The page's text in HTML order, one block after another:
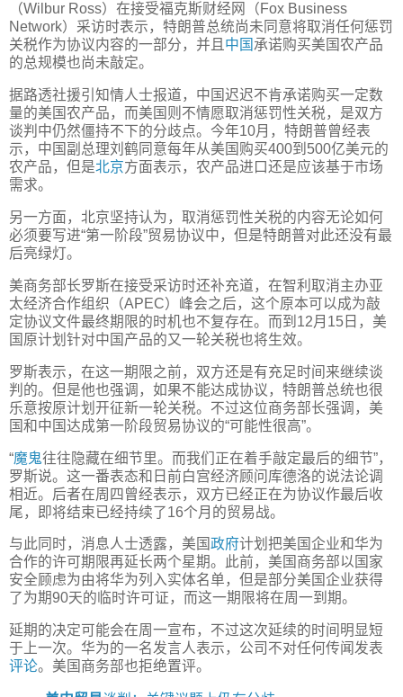
（Wilbur Ross）在接受福克斯财经网（Fox Business
Network）采访时表示，特朗普总统尚未同意将取消任何惩罚
关税作为协议内容的一部分，并且 中国承诺购买美国农产品
的总规模也尚未敲定。
据路透社援引知情人士报道，中国迟迟不肯承诺购买一定数
量的美国农产品，而美国则不情愿取消惩罚性关税，是双方
谈判中仍然僵持不下的分歧点。今年10月，特朗普曾经表
示，中国副总理刘鹤同意每年从美国购买400到500亿美元的
农产品，但是北京方面表示，农产品进口还是应该基于市场
需求。
另一方面，北京坚持认为，取消惩罚性关税的内容无论如何
必须要写进“第一阶段”贸易协议中，但是特朗普对此还没有最
后亮绿灯。
美商务部长罗斯在接受采访时还补充道，在智利取消主办亚
太经济合作组织（APEC）峰会之后，这个原本可以成为敲
定协议文件最终期限的时机也不复存在。而到12月15日，美
国原计划针对中国产品的又一轮关税也将生效。
罗斯表示，在这一期限之前，双方还是有充足时间来继续谈
判的。但是他也强调，如果不能达成协议，特朗普总统也很
乐意按原计划开征新一轮关税。不过这位商务部长强调，美
国和中国达成第一阶段贸易协议的“可能性很高”。
“魔鬼往往隐藏在细节里。而我们正在着手敲定最后的细节”，
罗斯说。这一番表态和日前白宫经济顾问库德洛的说法论调
相近。后者在周四曾经表示，双方已经正在为协议作最后收
尾，即将结束已经持续了16个月的贸易战。
与此同时，消息人士透露，美国政府计划把美国企业和华为
合作的许可期限再延长两个星期。此前，美国商务部以国家
安全顾虑为由将华为列入实体名单，但是部分美国企业获得
了为期90天的临时许可证，而这一期限将在周一到期。
延期的决定可能会在周一宣布，不过这次延续的时间明显短
于上一次。华为的一名发言人表示，公司不对任何传闻发表
评论。美国商务部也拒绝置评。